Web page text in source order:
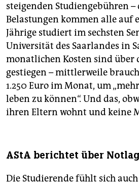
steigenden Studiengebühren
Belastungen kommen alle auf
Jährige studiert im sechsten
Universität des Saarlandes in
monatlichen Kosten sind über
gestiegen – mittlerweile
1.250 Euro im Monat, um
leben zu können“. Und das,
ihren Eltern wohnt und keine
AStA berichtet über
Die Studierende fühlt sich